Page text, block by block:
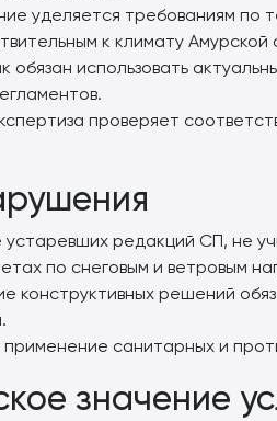
уделяется требованиям по
к климату Амурской
обязан использовать
проверяет
устаревших редакций СП, не
по снеговым и ветровым
конструктивных решений
санитарных и
значение